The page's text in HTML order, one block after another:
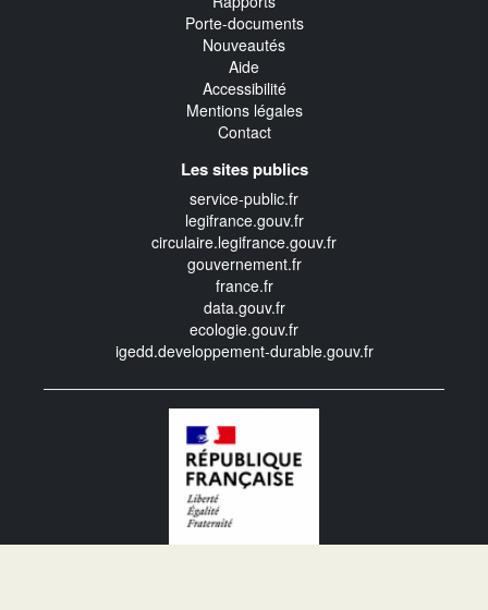
Porte-documents
Nouveautés
Aide
Accessibilité
Mentions légales
Contact
Les sites publics
service-public.fr
legifrance.gouv.fr
circulaire.legifrance.gouv.fr
gouvernement.fr
france.fr
data.gouv.fr
ecologie.gouv.fr
igedd.developpement-durable.gouv.fr